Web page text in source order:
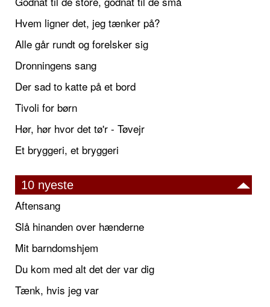
Hvem ligner det, jeg tænker på?
Alle går rundt og forelsker sig
Dronningens sang
Der sad to katte på et bord
Tivoli for børn
Hør, hør hvor det tø'r - Tøvejr
Et bryggeri, et bryggeri
10 nyeste
Aftensang
Slå hinanden over hænderne
Mit barndomshjem
Du kom med alt det der var dig
Tænk, hvis jeg var